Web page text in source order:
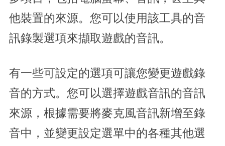
他裝置的來源。您可以使用該工具的音
訊錄製選項來擷取遊戲的音訊。
有一些可設定的選項可讓您變更遊戲錄
音的方式。您可以選擇遊戲音訊的音訊
來源，根據需要將麥克風音訊新增至錄
音中，並變更設定選單中的各種其他選